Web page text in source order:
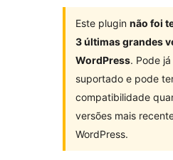
Este plugin não foi
3 últimas grandes
WordPress. Pode
suportado e pode
compatibilidade
versões mais
WordPress.